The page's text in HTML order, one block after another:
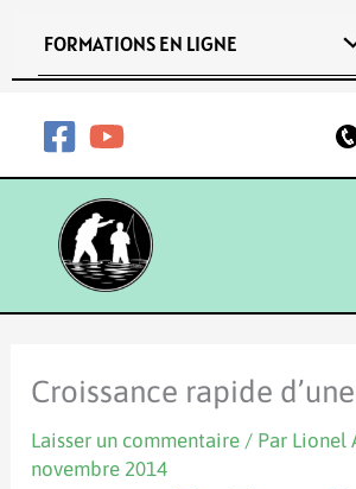
FORMATIONS EN LIGNE
Croissance rapide
Laisser un commentaire / Par Lionel
novembre 2014